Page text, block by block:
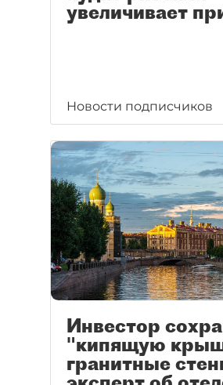
увеличивает
Новости подписчиков
Инвестор
"кипящую
гранитные